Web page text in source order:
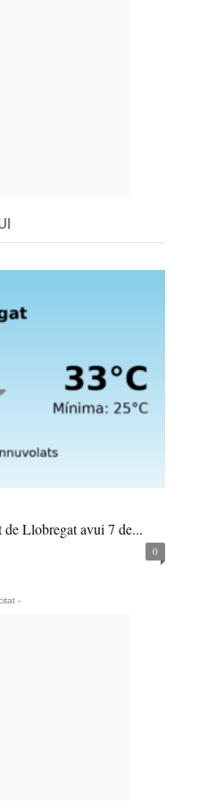
Llobregat avui 7 de...
0
-